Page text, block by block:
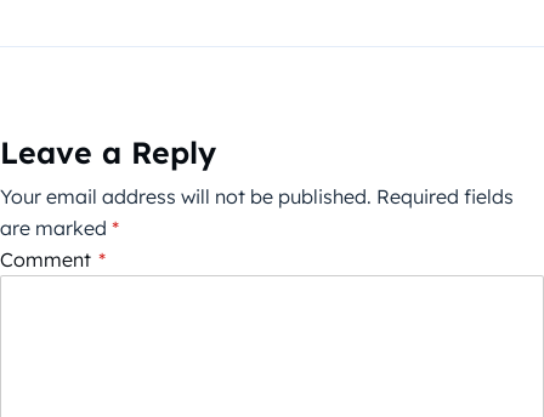
Leave a Reply
Your email address will not be published. Required fields
are marked *
Comment *